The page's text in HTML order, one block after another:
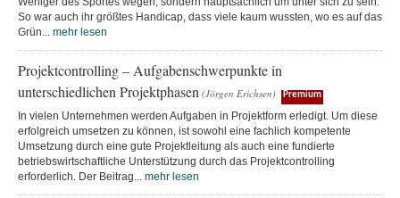
So war auch ihr größtes Handicap, dass viele kaum wussten, wo es auf das
Grün... mehr lesen
Projektcontrolling – Aufgabenschwerpunkte in
unterschiedlichen Projektphasen (Jörgen Erichsen) Premium
In vielen Unternehmen werden Aufgaben in Projektform erledigt. Um diese
erfolgreich umsetzen zu können, ist sowohl eine fachlich kompetente
Umsetzung durch eine gute Projektleitung als auch eine fundierte
betriebswirtschaftliche Unterstützung durch das Projektcontrolling
erforderlich. Der Beitrag... mehr lesen